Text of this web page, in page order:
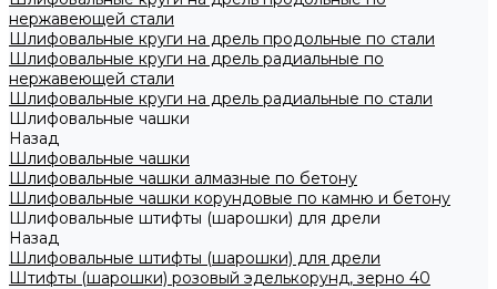
нержавеющей стали
Шлифовальные круги на дрель продольные по стали
Шлифовальные круги на дрель радиальные по
нержавеющей стали
Шлифовальные круги на дрель радиальные по стали
Шлифовальные чашки
Назад
Шлифовальные чашки
Шлифовальные чашки алмазные по бетону
Шлифовальные чашки корундовые по камню и бетону
Шлифовальные штифты (шарошки) для дрели
Назад
Шлифовальные штифты (шарошки) для дрели
Штифты (шарошки) розовый эделькорунд, зерно 40